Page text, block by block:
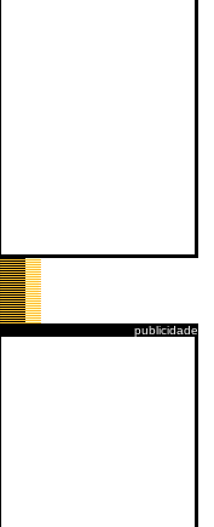
publicidade